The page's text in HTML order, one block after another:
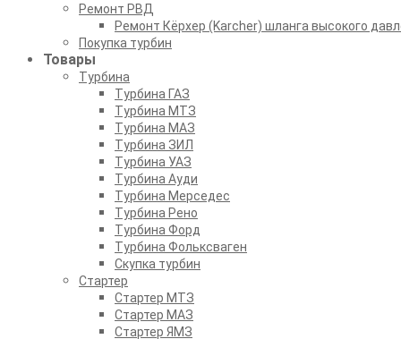
Ремонт РВД
Ремонт Кёрхер (Karcher) шланга высокого
Покупка турбин
Товары
Турбина
Турбина ГАЗ
Турбина МТЗ
Турбина МАЗ
Турбина ЗИЛ
Турбина УАЗ
Турбина Ауди
Турбина Мерседес
Турбина Рено
Турбина Форд
Турбина Фольксваген
Скупка турбин
Стартер
Стартер МТЗ
Стартер МАЗ
Стартер ЯМЗ